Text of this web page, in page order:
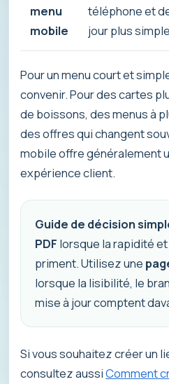
menu
mobile
téléphone et
jour plus
Pour un menu court et
convenir. Pour des cartes
de boissons, des menus à
des offres qui changent
mobile offre généralement
expérience client.
Guide de décision
PDF lorsque la rapidité
priment. Utilisez une
lorsque la lisibilité, le
mise à jour comptent
Si vous souhaitez créer un
consultez aussiComment